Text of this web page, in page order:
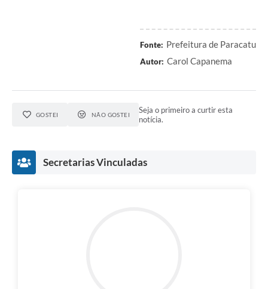
Fonte: Prefeitura de Paracatu
Autor: Carol Capanema
GOSTEI NÃO GOSTEI
Seja o primeiro a curtir esta
notícia.
Secretarias Vinculadas